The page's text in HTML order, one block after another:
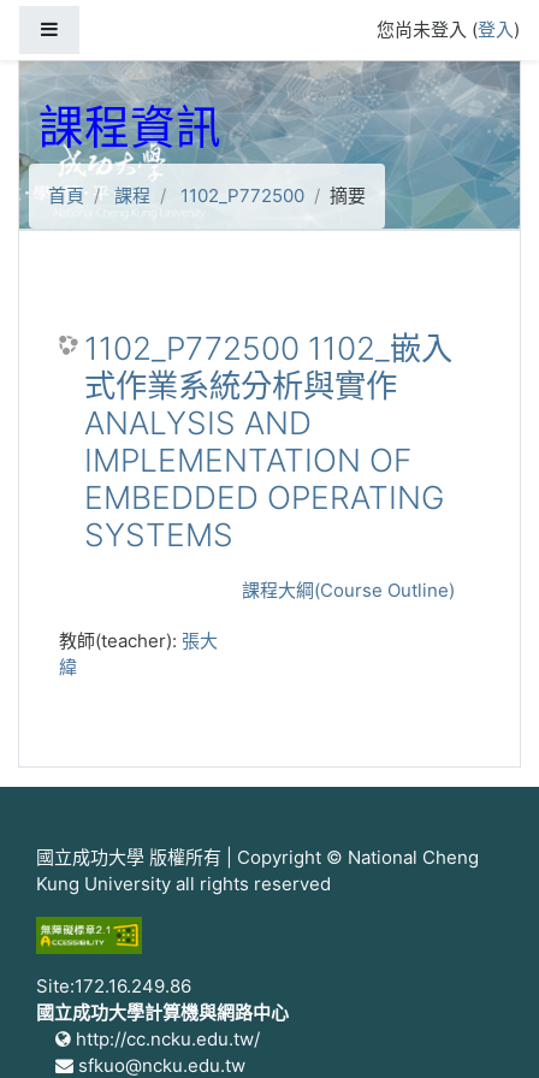
您尚未登入 (登入)
課程資訊
首頁 課程 1102_P772500 摘要
1102_P772500 1102_嵌入
式作業系統分析與實作
ANALYSIS AND
IMPLEMENTATION OF
EMBEDDED OPERATING
SYSTEMS
課程大綱(Course Outline)
教師(teacher): 張大
緯
國立成功大學 版權所有 | Copyright © National Cheng
Kung University all rights reserved
Site:172.16.249.86
國立成功大學計算機與網路中心
http://cc.ncku.edu.tw/
sfkuo@ncku.edu.tw